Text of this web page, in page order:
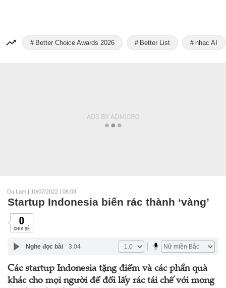
Better Choice Awards 2026 Better List nhạc AI
Du Lam | 10/07/2022 | 08:08
Startup Indonesia biến rác thành ‘vàng’
0
CHIA SẺ
Nghe đọc bài 3:04
Các startup Indonesia tặng điểm và các phần quà
khác cho mọi người để đổi lấy rác tái chế với mong